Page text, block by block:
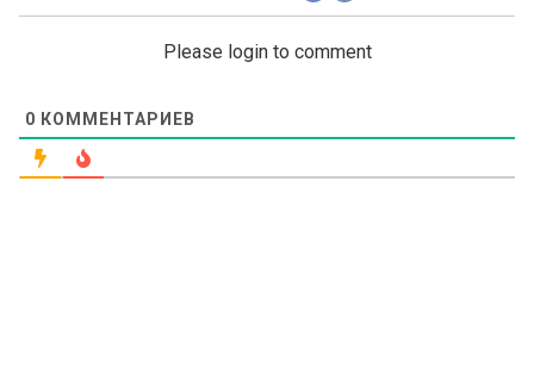
Please login to comment
0 КОММЕНТАРИЕВ